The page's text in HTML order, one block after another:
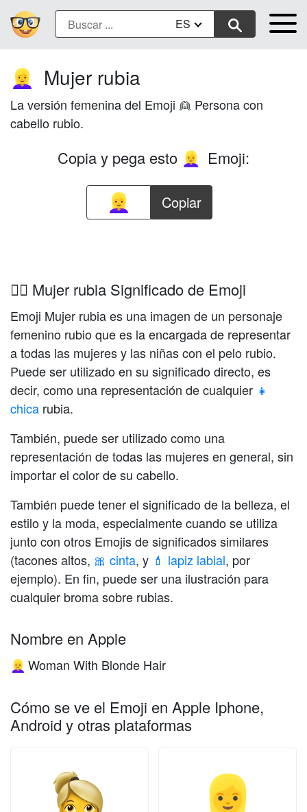
ES
👱‍♀️ Mujer rubia
La versión femenina del Emoji 👱 Persona con
cabello rubio.
Copia y pega esto 👱‍♀️ Emoji:
Copiar
👱‍♀️ Mujer rubia Significado de Emoji
Emoji Mujer rubia es una imagen de un personaje
femenino rubio que es la encargada de representar
a todas las mujeres y las niñas con el pelo rubio.
Puede ser utilizado en su significado directo, es
decir, como una representación de cualquier 👧
chica rubia.
También, puede ser utilizado como una
representación de todas las mujeres en general, sin
importar el color de su cabello.
También puede tener el significado de la belleza, el
estilo y la moda, especialmente cuando se utiliza
junto con otros Emojis de significados similares
(tacones altos, 🎀 cinta, y 💄 lapiz labial, por
ejemplo). En fin, puede ser una ilustración para
cualquier broma sobre rubias.
Nombre en Apple
👱‍♀️ Woman With Blonde Hair
Cómo se ve el Emoji en Apple Iphone,
Android y otras plataformas